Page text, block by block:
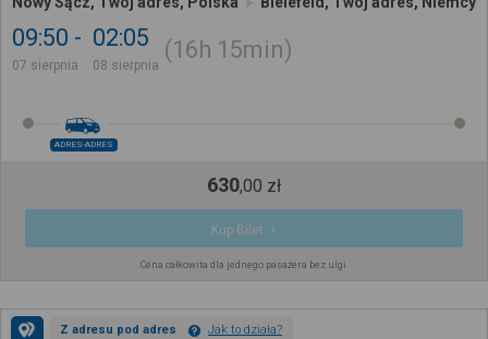
09:50
07 sierpnia
02:05
08 sierpnia
16h 15min
ADRES-ADRES
630,00 zł
Kup Bilet
Cena całkowita dla jednego pasażera bez ulgi
Z adresu pod adres Jak to działa?